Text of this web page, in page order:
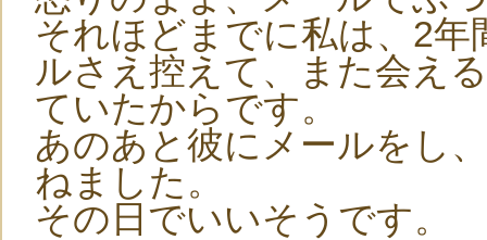
それほどまでに私は、2
ルさえ控えて、また会え
ていたからです。
あのあと彼にメールをし
ねました。
その日でいいそうです。